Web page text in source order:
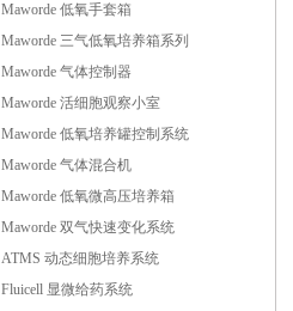
Maworde 低氧手套箱
Maworde 三气低氧培养箱系列
Maworde 气体控制器
Maworde 活细胞观察小室
Maworde 低氧培养罐控制系统
Maworde 气体混合机
Maworde 低氧微高压培养箱
Maworde 双气快速变化系统
ATMS 动态细胞培养系统
Fluicell 显微给药系统